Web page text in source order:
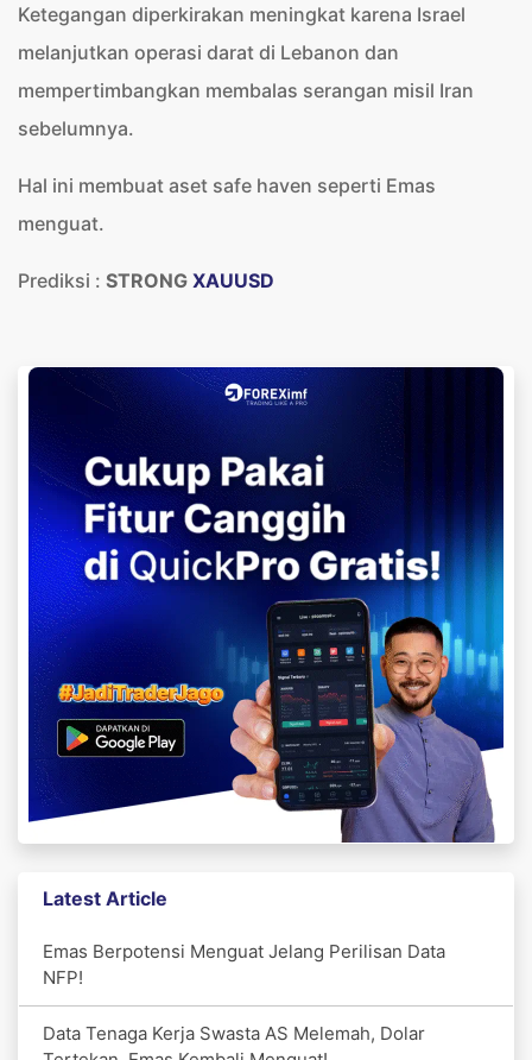
Ketegangan diperkirakan meningkat karena Israel
melanjutkan operasi darat di Lebanon dan
mempertimbangkan membalas serangan misil Iran
sebelumnya.
Hal ini membuat aset safe haven seperti Emas
menguat.
Prediksi : STRONG XAUUSD
Latest Article
Emas Berpotensi Menguat Jelang Perilisan Data
NFP!
Data Tenaga Kerja Swasta AS Melemah, Dolar